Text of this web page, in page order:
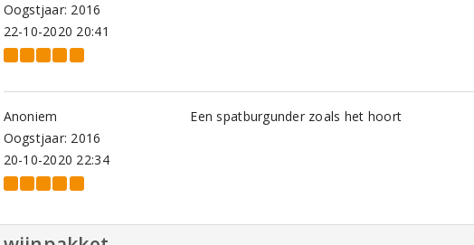
Oogstjaar: 2016
22-10-2020 20:41
Anoniem
Oogstjaar: 2016
20-10-2020 22:34
Een spatburgunder zoals het hoort